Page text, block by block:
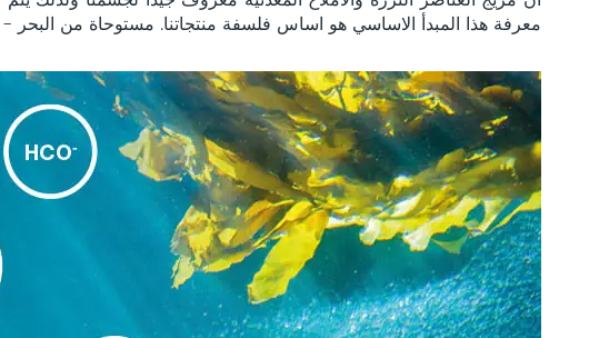
معرفة هذا المبدأ الاساسي هو اساس فلسفة منتجاتنا. مستوحاة من البحر - DALTON Marine Cosmetics